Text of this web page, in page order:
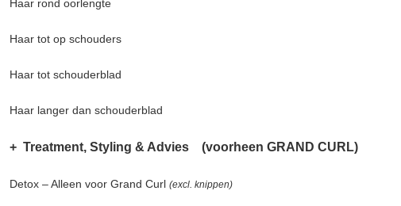
Haar rond oorlengte
Haar tot op schouders
Haar tot schouderblad
Haar langer dan schouderblad
+ Treatment, Styling & Advies (voorheen GRAND CURL)
Detox – Alleen voor Grand Curl (excl. knippen)